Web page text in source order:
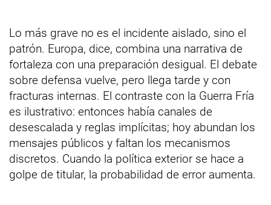
Lo más grave no es el incidente aislado, sino el
patrón. Europa, dice, combina una narrativa de
fortaleza con una preparación desigual. El debate
sobre defensa vuelve, pero llega tarde y con
fracturas internas. El contraste con la Guerra Fría
es ilustrativo: entonces había canales de
desescalada y reglas implícitas; hoy abundan los
mensajes públicos y faltan los mecanismos
discretos. Cuando la política exterior se hace a
golpe de titular, la probabilidad de error aumenta.